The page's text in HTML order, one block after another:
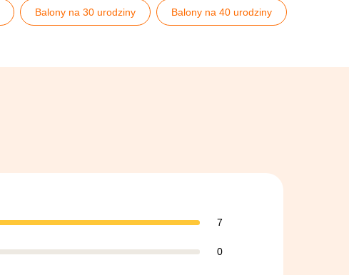
Balony na 30 urodziny Balony na 40 urodziny
7
0